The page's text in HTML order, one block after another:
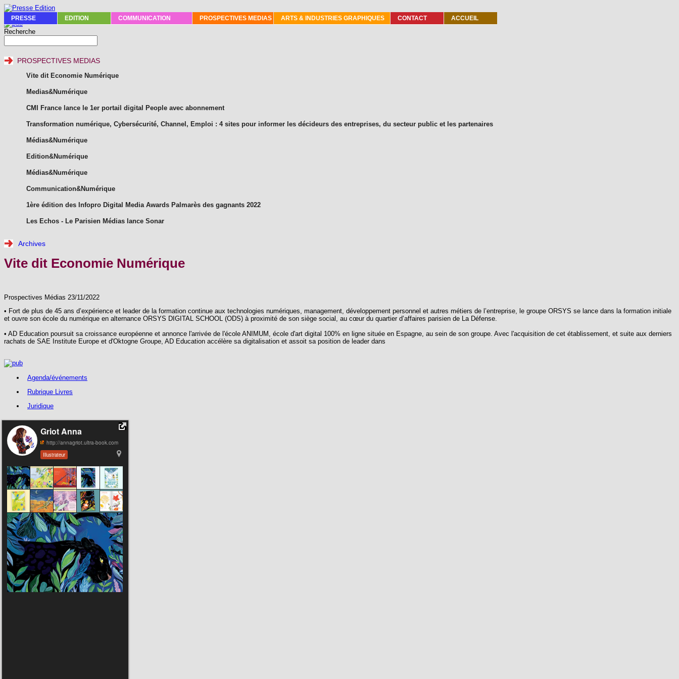
PRESSE EDITION COMMUNICATION PROSPECTIVES MEDIAS ARTS & INDUSTRIES GRAPHIQUES CONTACT ACCUEIL
Recherche
PROSPECTIVES MEDIAS
Vite dit Economie Numérique
Medias&Numérique
CMI France lance le 1er portail digital People avec abonnement
Transformation numérique, Cybersécurité, Channel, Emploi : 4 sites pour informer les décideurs des entreprises, du secteur public et les partenaires
Médias&Numérique
Edition&Numérique
Médias&Numérique
Communication&Numérique
1ère édition des Infopro Digital Media Awards Palmarès des gagnants 2022
Les Echos - Le Parisien Médias lance Sonar
Archives
Vite dit Economie Numérique
Prospectives Médias 23/11/2022
• Fort de plus de 45 ans d’expérience et leader de la formation continue aux technologies numériques, management, développement personnel et autres métiers de l’entreprise, le groupe ORSYS se lance dans la formation initiale
et ouvre son école du numérique en alternance ORSYS DIGITAL SCHOOL (ODS) à proximité de son siège social, au cœur du quartier d’affaires parisien de La Défense.
• AD Education poursuit sa croissance européenne et annonce l'arrivée de l'école ANIMUM, école d'art digital 100% en ligne située en Espagne, au sein de son groupe. Avec l'acquisition de cet établissement, et suite aux derniers
rachats de SAE Institute Europe et d'Oktogne Groupe, AD Education accélère sa digitalisation et assoit sa position de leader dans
Agenda/événements
Rubrique Livres
Juridique